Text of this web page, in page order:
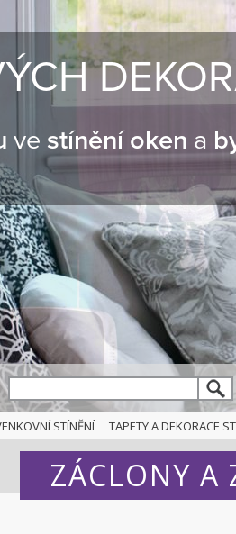
ve stínění oken a
STÍNĚNÍ TAPETY A DEKORACE
ZÁCLONY A